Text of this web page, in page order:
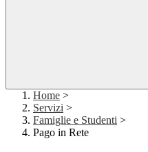
Home >
Servizi >
Famiglie e Studenti >
Pago in Rete